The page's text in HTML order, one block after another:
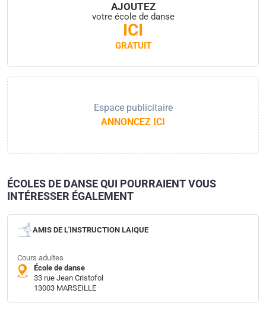
AJOUTEZ
votre école de danse
ICI
GRATUIT
Espace publicitaire
ANNONCEZ ICI
ÉCOLES DE DANSE QUI POURRAIENT VOUS
INTÉRESSER ÉGALEMENT
AMIS DE L'INSTRUCTION LAIQUE
Cours adultes
École de danse
33 rue Jean Cristofol
13003 MARSEILLE